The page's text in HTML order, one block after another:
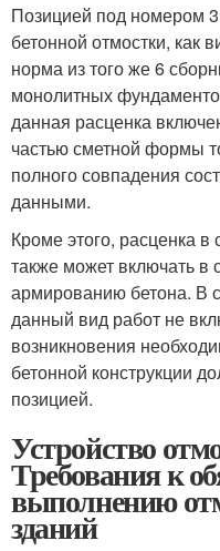
Позицией под номером
бетонной отмостки, как
норма из того же 6
монолитных
данная расценка
частью сметной формы
полного совпадения
данными.
Кроме этого, расценка в
также может включать в
армированию бетона. В
данный вид работ не
возникновения
бетонной конструкции
позицией.
Устройство
Требования к
выполнению
зданий